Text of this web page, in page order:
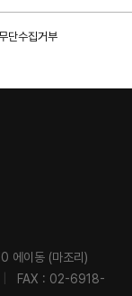
단수집거부
에이동 (마조리)
FAX : 02-6918-